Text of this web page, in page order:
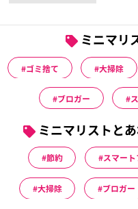
ミニマリ
ゴミ捨て 大掃除
ブロガー
ミニマリストと
節約 スマート
大掃除 ブロガー